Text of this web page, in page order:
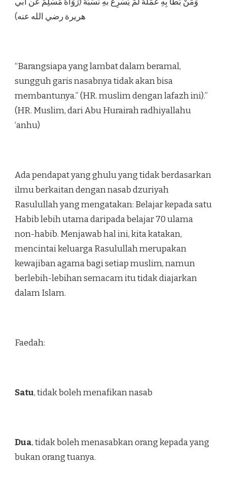
هريرة رضي الله عنه)
“Barangsiapa yang lambat dalam beramal,
sungguh garis nasabnya tidak akan bisa
membantunya.” (HR. muslim dengan lafazh ini).”
(HR. Muslim, dari Abu Hurairah radhiyallahu
‘anhu)
Ada pendapat yang ghulu yang tidak berdasarkan
ilmu berkaitan dengan nasab dzuriyah
Rasulullah yang mengatakan: Belajar kepada satu
Habib lebih utama daripada belajar 70 ulama
non-habib. Menjawab hal ini, kita katakan,
mencintai keluarga Rasulullah merupakan
kewajiban agama bagi setiap muslim, namun
berlebih-lebihan semacam itu tidak diajarkan
dalam Islam.
Faedah:
Satu, tidak boleh menafikan nasab
Dua, tidak boleh menasabkan orang kepada yang
bukan orang tuanya.